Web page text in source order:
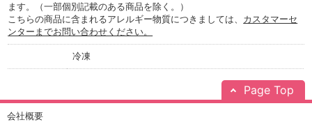
ます。（一部個別記載のある商品を除く。）
こちらの商品に含まれるアレルギー物質につきましては、 カスタマーセ
ンターまでお問い合わせください。
冷凍
Page Top
会社概要